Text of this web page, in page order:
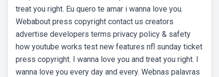
treat you right. Eu quero te amar i wanna love you.
Webabout press copyright contact us creators
advertise developers terms privacy policy & safety
how youtube works test new features nfl sunday ticket
press copyright. I wanna love you and treat you right. I
wanna love you every day and every. Webnas palavras